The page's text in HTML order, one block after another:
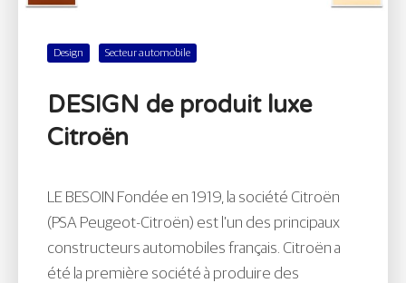
Design Secteur automobile
DESIGN de produit luxe
Citroën
LE BESOIN Fondée en 1919, la société Citroën
(PSA Peugeot-Citroën) est l’un des principaux
constructeurs automobiles français. Citroën a
été la première société à produire des